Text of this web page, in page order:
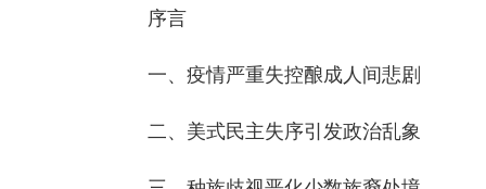
序言
一、疫情严重失控酿成人间悲剧
二、美式民主失序引发政治乱象